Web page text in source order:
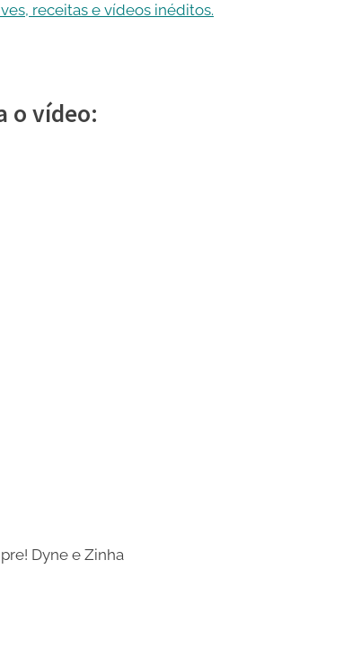
receitas e vídeos inéditos.
o vídeo:
Dyne e Zinha